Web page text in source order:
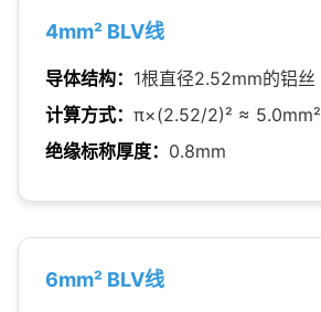
4mm² BLV线
导体结构： 1根直径2.52mm的铝丝
计算方式： π×(2.52/2)² ≈ 5.0mm²
绝缘标称厚度： 0.8mm
6mm² BLV线